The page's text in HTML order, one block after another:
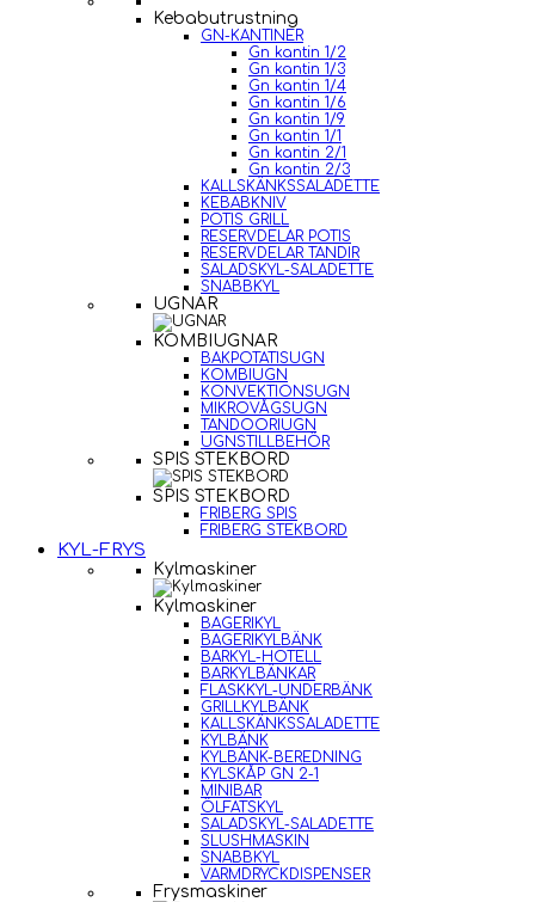
Kebabutrustning
GN-KANTINER
Gn kantin 1/2
Gn kantin 1/3
Gn kantin 1/4
Gn kantin 1/6
Gn kantin 1/9
Gn kantin 1/1
Gn kantin 2/1
Gn kantin 2/3
KALLSKÄNKSSALADETTE
KEBABKNIV
POTIS GRILL
RESERVDELAR POTIS
RESERVDELAR TANDIR
SALADSKYL-SALADETTE
SNABBKYL
UGNAR
KOMBIUGNAR
BAKPOTATISUGN
KOMBIUGN
KONVEKTIONSUGN
MIKROVÅGSUGN
TANDOORIUGN
UGNSTILLBEHÖR
SPIS STEKBORD
SPIS STEKBORD
FRIBERG SPIS
FRIBERG STEKBORD
KYL-FRYS
Kylmaskiner
Kylmaskiner
BAGERIKYL
BAGERIKYLBÄNK
BARKYL-HOTELL
BARKYLBÄNKAR
FLASKKYL-UNDERBÄNK
GRILLKYLBÄNK
KALLSKÄNKSSALADETTE
KYLBÄNK
KYLBÄNK-BEREDNING
KYLSKÅP GN 2-1
MINIBAR
ÖLFATSKYL
SALADSKYL-SALADETTE
SLUSHMASKIN
SNABBKYL
VARMDRYCKDISPENSER
Frysmaskiner